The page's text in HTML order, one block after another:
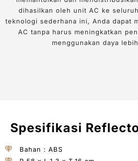
dihasilkan oleh unit AC ke
teknologi sederhana ini, Anda dapat
AC tanpa harus meningkatkan
menggunakan daya
Spesifikasi
Bahan : ABS